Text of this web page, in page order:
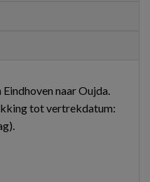
naar Oujda.
tot vertrekdatum: